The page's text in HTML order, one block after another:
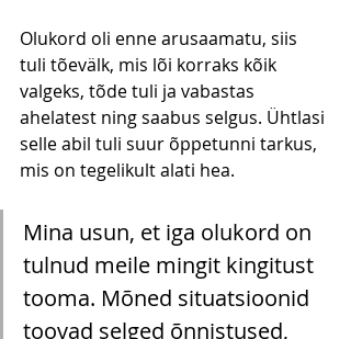
Olukord oli enne arusaamatu, siis
tuli tõevälk, mis lõi korraks kõik
valgeks, tõde tuli ja vabastas
ahelatest ning saabus selgus. Ühtlasi
selle abil tuli suur õppetunni tarkus,
mis on tegelikult alati hea.
Mina usun, et iga olukord on
tulnud meile mingit kingitust
tooma. Mõned situatsioonid
toovad selged õnnistused,